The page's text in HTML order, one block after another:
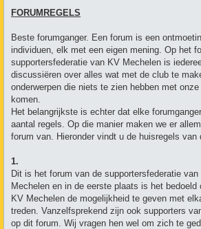
r
i
h
FORUMREGELS
Beste forumganger. Een forum is een
individuen, elk met een eigen mening. Op het
supportersfederatie van KV Mechelen is
discussiëren over alles wat met de club te
onderwerpen die niets te zien hebben met
komen.
Het belangrijkste is echter dat elke
aantal regels. Op die manier maken we er
forum van. Hieronder vindt u de huisregels van
1.
Dit is het forum van de supportersfederatie
Mechelen en in de eerste plaats is het bedoeld
KV Mechelen de mogelijkheid te geven met
treden. Vanzelfsprekend zijn ook supporters
op dit forum. Wij vragen hen wel om zich te